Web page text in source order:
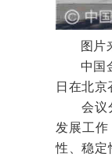
图片
中国
日在北京
会议
发展工
性、稳